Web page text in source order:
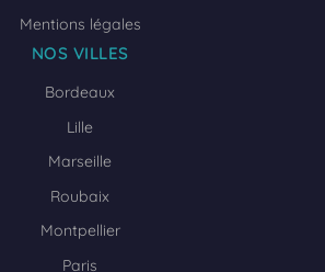
Mentions légales
NOS VILLES
Bordeaux
Lille
Marseille
Roubaix
Montpellier
Paris